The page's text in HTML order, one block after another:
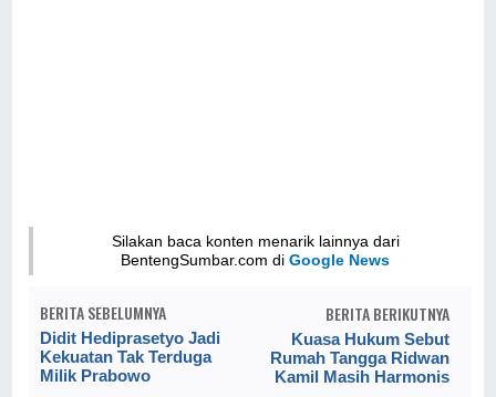
Silakan baca konten menarik lainnya dari
BentengSumbar.com diGoogle News
BERITA SEBELUMNYA
Didit Hediprasetyo Jadi
Kekuatan Tak Terduga
Milik Prabowo
BERITA BERIKUTNYA
Kuasa Hukum Sebut
Rumah Tangga Ridwan
Kamil Masih Harmonis